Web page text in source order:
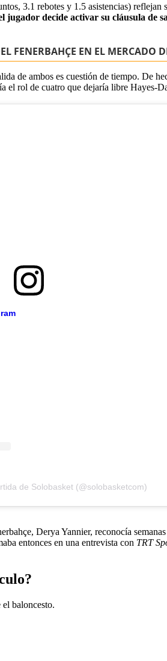
3.1 rebotes y 1.5 asistencias) reflejan
jugador decide activar su cláusula de
FENERBAHÇE EN EL MERCADO
de ambos es cuestión de tiempo. De
el rol de cuatro que dejaría libre Hayes-
de Solobasket (@solobasketcom)
Derya Yannier, reconocía
entonces en una entrevista con TRT
baloncesto.